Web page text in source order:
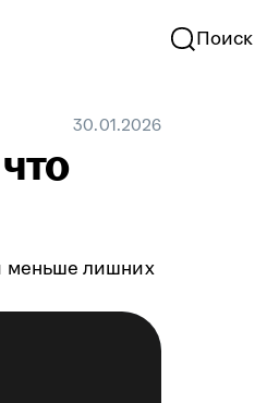
Поиск
30.01.2026
меньше лишних